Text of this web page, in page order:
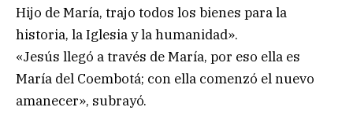
Hijo de María, trajo todos los bienes para la
historia, la Iglesia y la humanidad».
«Jesús llegó a través de María, por eso ella es
María del Coembotá; con ella comenzó el nuevo
amanecer», subrayó.